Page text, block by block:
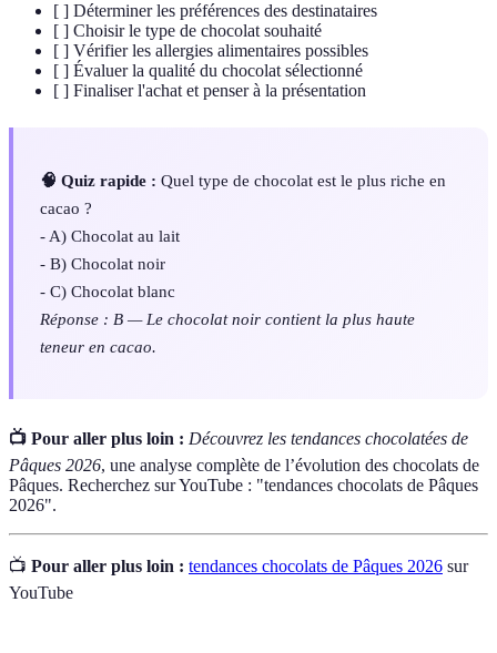
[ ] Déterminer les préférences des destinataires
[ ] Choisir le type de chocolat souhaité
[ ] Vérifier les allergies alimentaires possibles
[ ] Évaluer la qualité du chocolat sélectionné
[ ] Finaliser l'achat et penser à la présentation
🧠 Quiz rapide : Quel type de chocolat est le plus riche en
cacao ?
- A) Chocolat au lait
- B) Chocolat noir
- C) Chocolat blanc
Réponse : B — Le chocolat noir contient la plus haute
teneur en cacao.
📺 Pour aller plus loin : Découvrez les tendances chocolatées de
Pâques 2026, une analyse complète de l’évolution des chocolats de
Pâques. Recherchez sur YouTube : "tendances chocolats de Pâques
2026".
📺 Pour aller plus loin : tendances chocolats de Pâques 2026 sur
YouTube